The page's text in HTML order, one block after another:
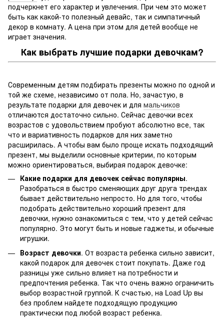
подчеркнет его характер и увлечения. При чем это может
быть как какой-то полезный девайс, так и симпатичный
декор в комнату. А цена при этом для детей вообще не
играет значения.
Как выбрать лучшие подарки девочкам?
Современным детям подбирать презенты можно по одной и
той же схеме, независимо от пола. Но, зачастую, в
результате подарки для девочек и для мальчиков
отличаются достаточно сильно. Сейчас девочки всех
возрастов с удовольствием пробуют абсолютно все, так
что и вариативность подарков для них заметно
расширилась. А чтобы вам было проще искать подходящий
презент, мы выделили основные критерии, по которым
можно ориентироваться, выбирая подарок девочке:
Какие подарки для девочек сейчас популярны.
Разобраться в быстро сменяющих друг друга трендах
бывает действительно непросто. Но для того, чтобы
подобрать действительно хороший презент для
девочки, нужно ознакомиться с тем, что у детей сейчас
популярно. Это могут быть и новые гаджеты, и обычные
игрушки.
Возраст девочки. От возраста ребенка сильно зависит,
какой подарок для девочек стоит покупать. Даже год
разницы уже сильно влияет на потребности и
предпочтения ребенка. Так что очень важно ограничить
выбор возрастной группой. К счастью, на Load Up вы
без проблем найдете подходящую продукцию
практически под любой возраст ребенка.